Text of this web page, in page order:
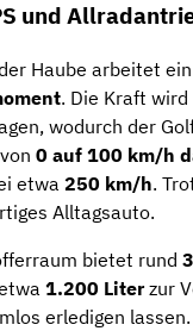
und
Haube arbeitet ein
. Die Kraft wird
wodurch der
0 auf 100 km/h
etwa 250 km/h.
Alltagsauto.
bietet rund
1.200 Literzur
erledigen lassen.